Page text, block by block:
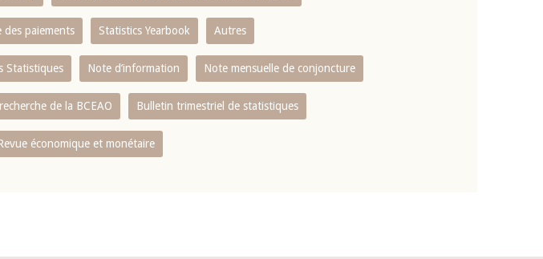
des paiements Statistics Yearbook Autres
Statistiques Note d’information Note mensuelle de conjoncture
de la BCEAO Bulletin trimestriel de statistiques
économique et monétaire